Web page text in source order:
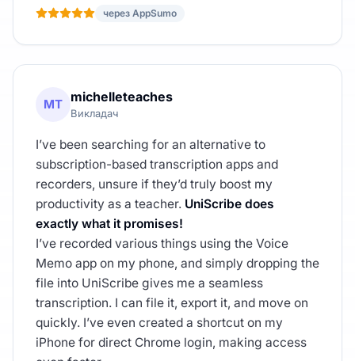
через AppSumo
MT michelleteaches
Викладач
I’ve been searching for an alternative to
subscription-based transcription apps and
recorders, unsure if they’d truly boost my
productivity as a teacher. UniScribe does
exactly what it promises!
I’ve recorded various things using the Voice
Memo app on my phone, and simply dropping the
file into UniScribe gives me a seamless
transcription. I can file it, export it, and move on
quickly. I’ve even created a shortcut on my
iPhone for direct Chrome login, making access